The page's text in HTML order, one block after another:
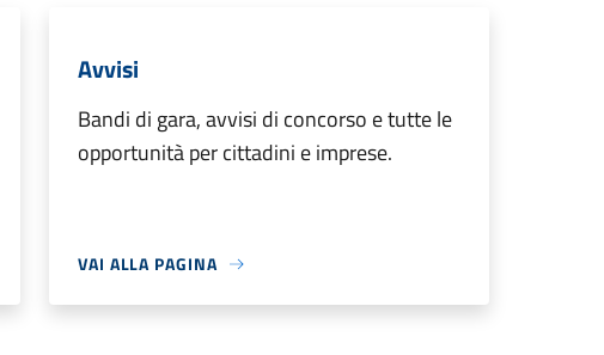
Avvisi
Bandi di gara, avvisi di concorso e tutte le
opportunità per cittadini e imprese.
VAI ALLA PAGINA